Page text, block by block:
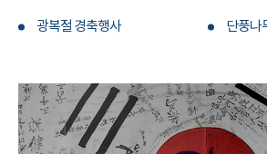
광복절 경축행사 단풍나